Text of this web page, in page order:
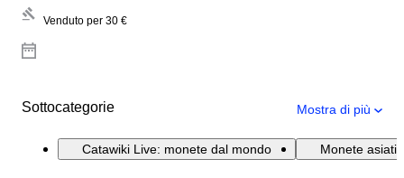
Venduto per 30 €
Sottocategorie Mostra di più
Catawiki Live: monete dal mondo Monete